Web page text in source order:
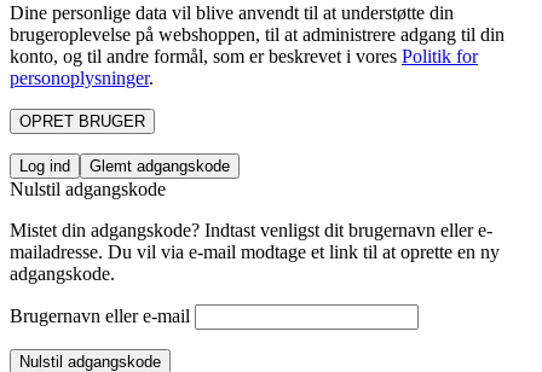
Dine personlige data vil blive anvendt til at understøtte din
brugeroplevelse på webshoppen, til at administrere adgang til din
konto, og til andre formål, som er beskrevet i vores Politik for
personoplysninger.
OPRET BRUGER
Log ind Glemt adgangskode
Nulstil adgangskode
Mistet din adgangskode? Indtast venligst dit brugernavn eller e-
mailadresse. Du vil via e-mail modtage et link til at oprette en ny
adgangskode.
Brugernavn eller e-mail
Nulstil adgangskode